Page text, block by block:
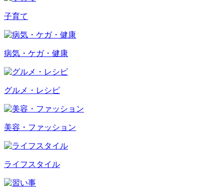
子育て
病気・ケガ・健康
グルメ・レシピ
美容・ファッション
ライフスタイル